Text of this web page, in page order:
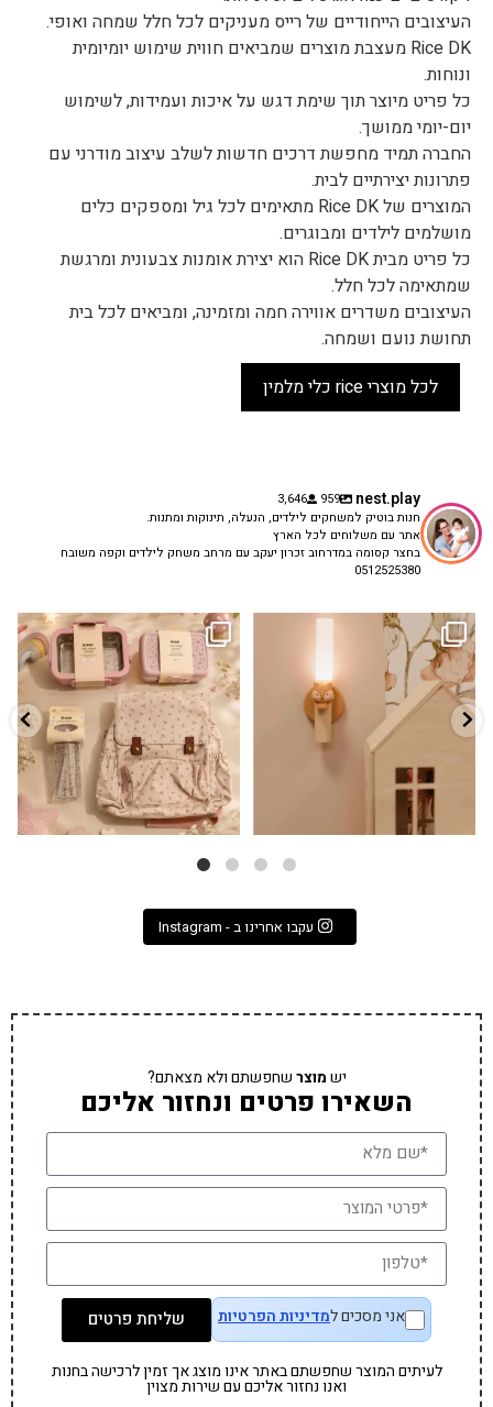
העיצובים הייחודיים של רייס מעניקים לכל חלל שמחה ואופי.
Rice DK מעצבת מוצרים שמביאים חווית שימוש יומיומית
ונוחות.
כל פריט מיוצר תוך שימת דגש על איכות ועמידות, לשימוש
יום-יומי ממושך.
החברה תמיד מחפשת דרכים חדשות לשלב עיצוב מודרני עם
פתרונות יצירתיים לבית.
המוצרים של Rice DK מתאימים לכל גיל ומספקים כלים
מושלמים לילדים ומבוגרים.
כל פריט מבית Rice DK הוא יצירת אומנות צבעונית ומרגשת
שמתאימה לכל חלל.
העיצובים משדרים אווירה חמה ומזמינה, ומביאים לכל בית
תחושת נועם ושמחה.
לכל מוצרי rice כלי מלמין
nest.play
959
3,646
חנות בוטיק למשחקים לילדים, הנעלה, תינוקות ומתנות.
אתר עם משלוחים לכל הארץ
בחצר קסומה במדרחוב זכרון יעקב עם מרחב משחק לילדים וקפה משובח
0512525380
✨ חוזרים למסגרת בסטייל! ✨
הקולקציה החדשה...
9 4
גם פריט עיצובי לחדר, גם מנורת לילה
...
3 0
עקבו אחרינו ב - Instagram
ישמוצרשחפשתם ולא מצאתם?
השאירו פרטים ונחזור אליכם
אני מסכים למדיניות הפרטיות שליחת פרטים
לעיתים המוצר שחפשתם באתר אינו מוצג אך זמין לרכישה בחנות
ואנו נחזור אליכם עם שירות מצוין